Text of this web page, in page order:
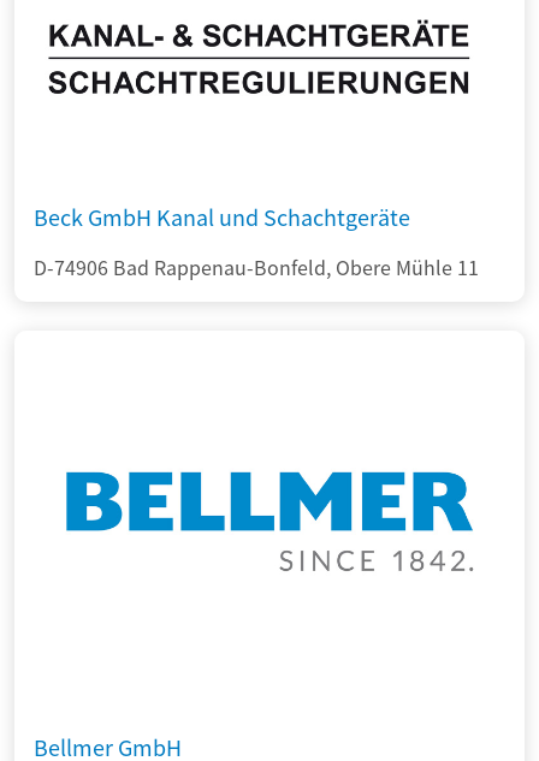
Beck GmbH Kanal und Schachtgeräte
D-74906 Bad Rappenau-Bonfeld, Obere Mühle 11
Bellmer GmbH